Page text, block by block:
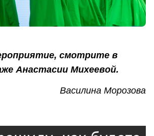
смотрите в
Анастасии Михеевой.
Василина Морозова